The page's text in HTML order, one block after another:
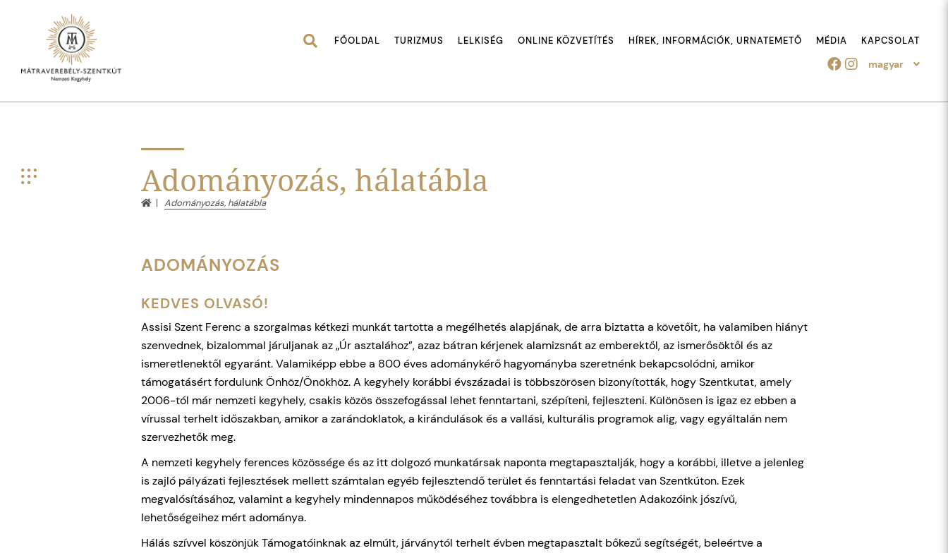
FŐOLDAL TURIZMUS LELKISÉG ONLINE KÖZVETÍTÉS HÍREK, INFORMÁCIÓK, URNATEMETŐ MÉDIA KAPCSOLAT
magyar
Adományozás, hálatábla
Adományozás, hálatábla
ADOMÁNYOZÁS
KEDVES OLVASÓ!
Assisi Szent Ferenc a szorgalmas kétkezi munkát tartotta a megélhetés alapjának, de arra biztatta a követőit, ha valamiben hiányt
szenvednek, bizalommal járuljanak az „Úr asztalához”, azaz bátran kérjenek alamizsnát az emberektől, az ismerősöktől és az
ismeretlenektől egyaránt. Valamiképp ebbe a 800 éves adománykérő hagyományba szeretnénk bekapcsolódni, amikor
támogatásért fordulunk Önhöz/Önökhöz. A kegyhely korábbi évszázadai is többszörösen bizonyították, hogy Szentkutat, amely
2006-tól már nemzeti kegyhely, csakis közös összefogással lehet fenntartani, szépíteni, fejleszteni. Különösen is igaz ez ebben a
vírussal terhelt időszakban, amikor a zarándoklatok, a kirándulások és a vallási, kulturális programok alig, vagy egyáltalán nem
szervezhetők meg.
A nemzeti kegyhely ferences közössége és az itt dolgozó munkatársak naponta megtapasztalják, hogy a korábbi, illetve a jelenleg
is zajló pályázati fejlesztések mellett számtalan egyéb fejlesztendő terület és fenntartási feladat van Szentkúton. Ezek
megvalósításához, valamint a kegyhely mindennapos működéséhez továbbra is elengedhetetlen Adakozóink jószívű,
lehetőségeihez mért adománya.
Hálás szívvel köszönjük Támogatóinknak az elmúlt, járványtól terhelt évben megtapasztalt bőkezű segítségét, beleértve a